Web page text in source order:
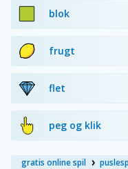
blok
frugt
flet
peg og klik
gratis online spil